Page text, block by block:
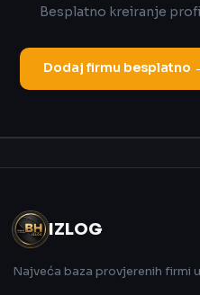
Besplatno kreiranje
Dodaj firmu besplatno
IZLOG
Najveća baza provjerenih firmi